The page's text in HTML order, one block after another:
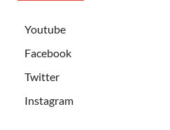
Youtube
Facebook
Twitter
Instagram